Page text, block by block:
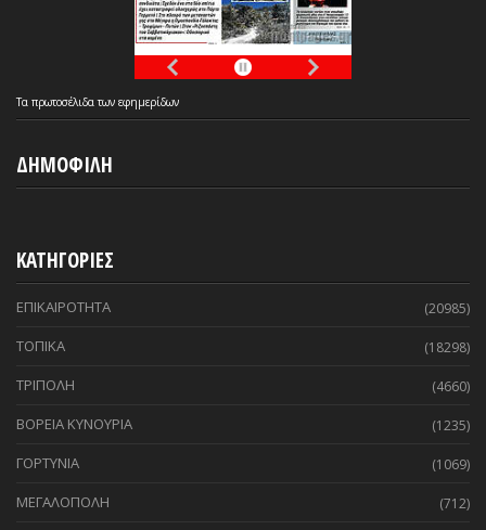
Τα πρωτοσέλιδατων εφημερίδων
ΔΗΜΟΦΙΛΗ
ΚΑΤΗΓΟΡΙΕΣ
ΕΠΙΚΑΙΡΟΤΗΤΑ (20985)
ΤΟΠΙΚΑ (18298)
ΤΡΙΠΟΛΗ (4660)
ΒΟΡΕΙΑ ΚΥΝΟΥΡΙΑ (1235)
ΓΟΡΤΥΝΙΑ (1069)
ΜΕΓΑΛΟΠΟΛΗ (712)